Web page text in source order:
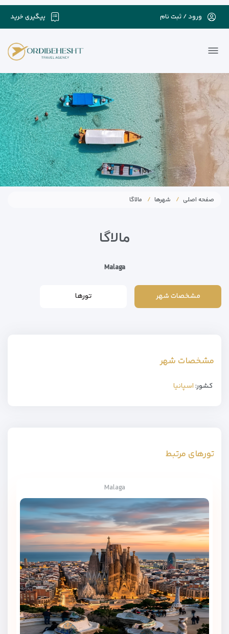
پیگیری خرید ورود / ثبت نام
صفحه اصلی شهرها مالاگا
مالاگا
Malaga
مشخصات شهر تورها
مشخصات شهر
کشور:اسپانیا
تورهای مرتبط
Malaga